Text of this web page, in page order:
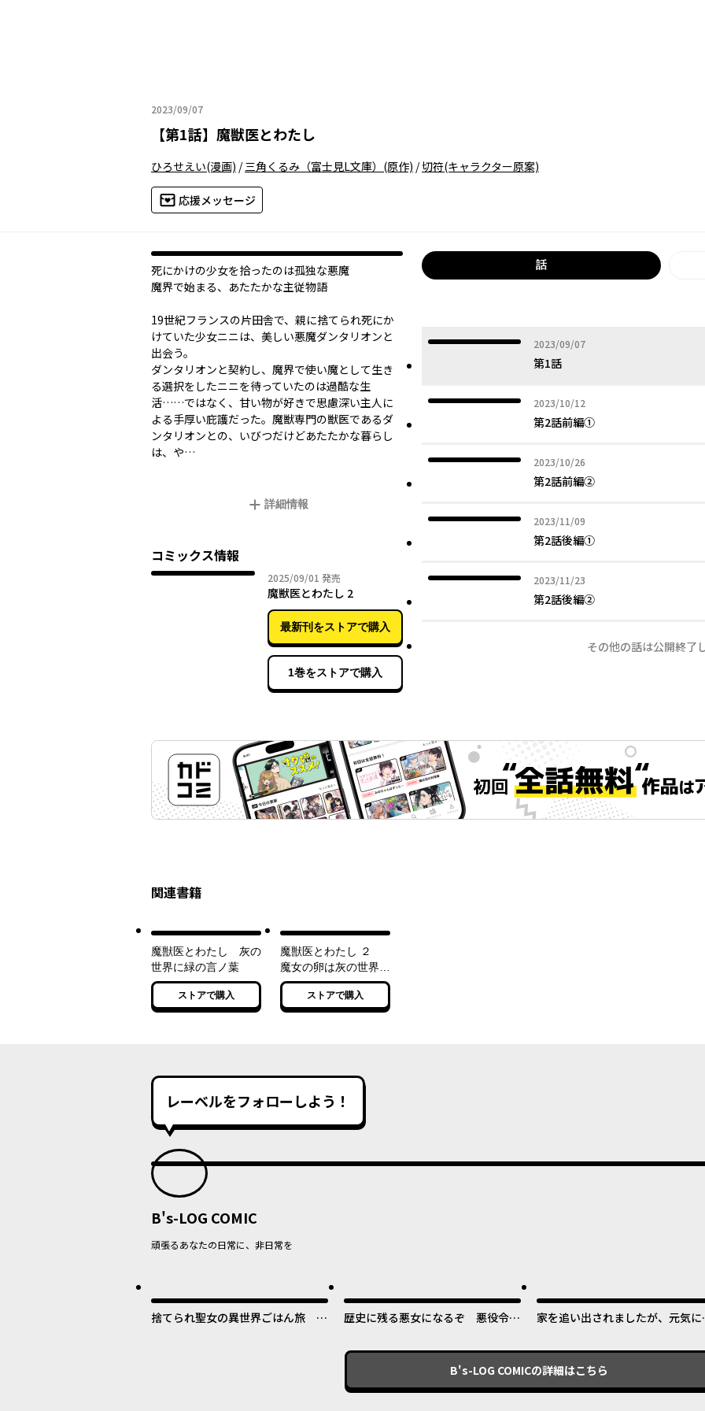
2023/09/07
2023年09月07日
【第1話】 魔獣医とわたし
ひろせえい(漫画) /三角くるみ（富士見L文庫） (原作) /切符(キャラクター原案)
応援メッセージ
死にかけの少女を拾ったのは孤独な悪魔――
魔界で始まる、あたたかな主従物語
19世紀フランスの片田舎で、親に捨てられ死にか
けていた少女ニニは、美しい悪魔ダンタリオンと
出会う。
ダンタリオンと契約し、魔界で使い魔として生き
る選択をしたニニを待っていたのは過酷な生
活……ではなく、甘い物が好きで思慮深い主人に
よる手厚い庇護だった。魔獣専門の獣医であるダ
ンタリオンとの、いびつだけどあたたかな暮らし
は、や…
詳細情報
コミックス情報
2025/09/01 2025年09月01日
発売
魔獣医とわたし 2
最新刊をストアで購入
1巻をストアで購入
話
2023/09/07
2023年09月07日
第1話
2023/10/12
2023年10月12日
第2話前編①
2023/10/26
2023年10月26日
第2話前編②
2023/11/09
2023年11月09日
第2話後編①
2023/11/23
2023年11月23日
第2話後編②
その他の話は公開終了
関連書籍
魔獣医とわたし 灰の
世界に緑の言ノ葉
ストアで購入
魔獣医とわたし ２
魔女の卵は灰の世界で
明日を誓う
ストアで購入
レーベルをフォローしよう！
B's-LOG COMIC
頑張るあなたの日常に、非日常を
捨てられ聖女の異世界ごはん旅 隠
歴史に残る悪女になるぞ 悪役令嬢
うです！
家を追い出されましたが、元気に
知識で快適便利なセカンドライフ
~
B's-LOG COMICの詳細はこちら